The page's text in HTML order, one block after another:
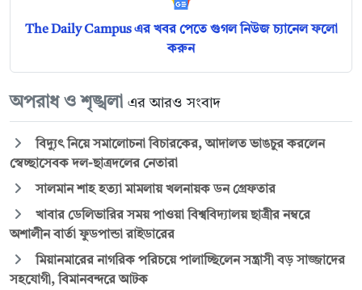
The Daily Campus এর খবর পেতে গুগল নিউজ চ্যানেল ফলো
করুন
অপরাধ ও শৃঙ্খলা এর আরও সংবাদ
বিদ্যুৎ নিয়ে সমালোচনা বিচারকের, আদালত ভাঙচুর করলেন
স্বেচ্ছাসেবক দল-ছাত্রদলের নেতারা
সালমান শাহ হত্যা মামলায় খলনায়ক ডন গ্রেফতার
খাবার ডেলিভারির সময় পাওয়া বিশ্ববিদ্যালয় ছাত্রীর নম্বরে
অশালীন বার্তা ফুডপান্ডা রাইডারের
মিয়ানমারের নাগরিক পরিচয়ে পালাচ্ছিলেন সন্ত্রাসী বড় সাজ্জাদের
সহযোগী, বিমানবন্দরে আটক